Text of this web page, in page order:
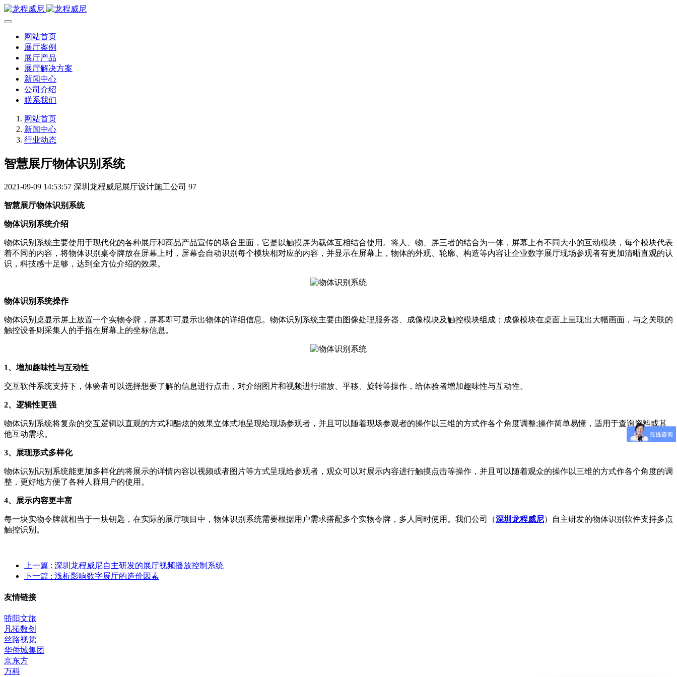
网站首页
展厅案例
展厅产品
展厅解决方案
新闻中心
公司介绍
联系我们
网站首页
新闻中心
行业动态
智慧展厅物体识别系统
2021-09-09 14:53:57 深圳龙程威尼展厅设计施工公司 97
智慧展厅物体识别系统
物体识别系统介绍
物体识别系统主要使用于现代化的各种展厅和商品产品宣传的场合里面，它是以触摸屏为载体互相结合使用。将人、物、屏三者的结合为一体，屏幕上有不同大小的互动模块，每个模块代表
着不同的内容，将物体识别桌令牌放在屏幕上时，屏幕会自动识别每个模块相对应的内容，并显示在屏幕上，物体的外观、轮廓、构造等内容让企业数字展厅现场参观者有更加清晰直观的认
识，科技感十足够，达到全方位介绍的效果。
物体识别系统操作
物体识别桌显示屏上放置一个实物令牌，屏幕即可显示出物体的详细信息。物体识别系统主要由图像处理服务器、成像模块及触控模块组成；成像模块在桌面上呈现出大幅画面，与之关联的
触控设备则采集人的手指在屏幕上的坐标信息。
1、增加趣味性与互动性
交互软件系统支持下，体验者可以选择想要了解的信息进行点击，对介绍图片和视频进行缩放、平移、旋转等操作，给体验者增加趣味性与互动性。
2、逻辑性更强
物体识别系统将复杂的交互逻辑以直观的方式和酷炫的效果立体式地呈现给现场参观者，并且可以随着现场参观者的操作以三维的方式作各个角度调整;操作简单易懂，适用于查询资料或其
他互动需求。
3、展现形式多样化
物体识别识别系统能更加多样化的将展示的详情内容以视频或者图片等方式呈现给参观者，观众可以对展示内容进行触摸点击等操作，并且可以随着观众的操作以三维的方式作各个角度的调
整，更好地方便了各种人群用户的使用。
4、展示内容更丰富
每一块实物令牌就相当于一块钥匙，在实际的展厅项目中，物体识别系统需要根据用户需求搭配多个实物令牌，多人同时使用。我们公司（深圳龙程威尼）自主研发的物体识别软件支持多点
触控识别。
上一篇 : 深圳龙程威尼自主研发的展厅视频播放控制系统
下一篇 : 浅析影响数字展厅的造价因素
友情链接
骄阳文旅
凡拓数创
丝路视觉
华侨城集团
京东方
万科